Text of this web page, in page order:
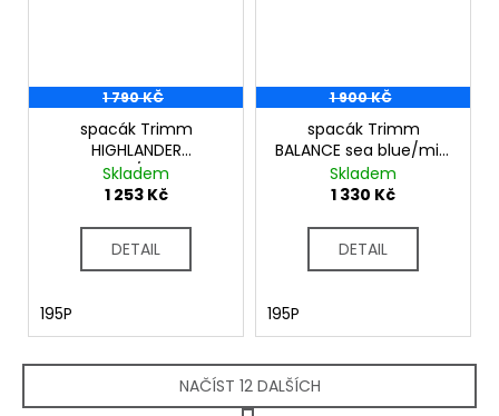
1 790 KČ
spacák Trimm
HIGHLANDER
lagoon/lemon
Skladem
1 253 Kč
DETAIL
195P
1 900 KČ
spacák Trimm
BALANCE sea blue/mid.
blue
Skladem
1 330 Kč
DETAIL
195P
NAČÍST 12 DALŠÍCH